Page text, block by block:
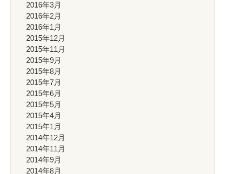
2016年3月
2016年2月
2016年1月
2015年12月
2015年11月
2015年9月
2015年8月
2015年7月
2015年6月
2015年5月
2015年4月
2015年1月
2014年12月
2014年11月
2014年9月
2014年8月